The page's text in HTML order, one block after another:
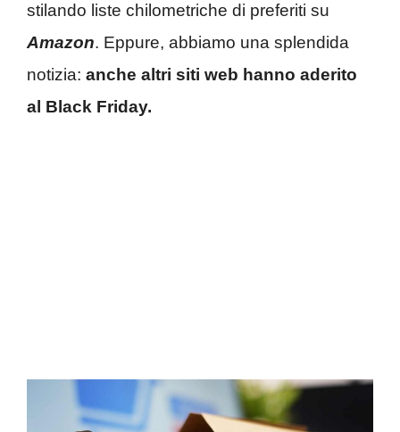
stilando liste chilometriche di preferiti su
Amazon. Eppure, abbiamo una splendida
notizia: anche altri siti web hanno aderito
al Black Friday.